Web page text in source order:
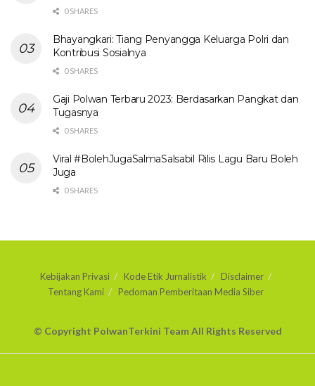
0 SHARES
Bhayangkari: Tiang Penyangga Keluarga Polri dan
Kontribusi Sosialnya
0 SHARES
Gaji Polwan Terbaru 2023: Berdasarkan Pangkat dan
Tugasnya
0 SHARES
Viral #BolehJugaSalmaSalsabil Rilis Lagu Baru Boleh
Juga
0 SHARES
Kebijakan Privasi Kode Etik Jurnalistik
Disclaimer
Tentang Kami
Pedoman Pemberitaan Media Siber
© Copyright PolwanTerkini Team All Rights Reserved